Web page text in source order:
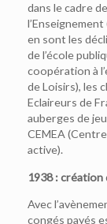
dans le cadre
en sont les
de l’école
coopération à
de Loisirs), les
Eclaireurs de
auberges de
CEMEA
active).
1938 : création
Avec
congés payés